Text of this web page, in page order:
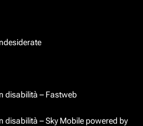
disabilità – Fastweb
disabilità – Sky Mobile powered by